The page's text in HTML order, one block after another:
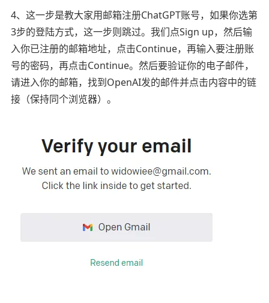
4、这一步是教大家用邮箱注册ChatGPT账号，如果你选第
3步的登陆方式，这一步则跳过。我们点Sign up，然后输
入你已注册的邮箱地址，点击Continue，再输入要注册账
号的密码，再点击Continue。然后要验证你的电子邮件，
请进入你的邮箱，找到OpenAI发的邮件并点击内容中的链
接（保持同个浏览器）。